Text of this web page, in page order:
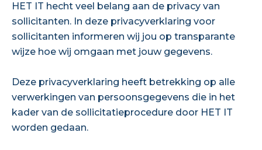
HET IT hecht veel belang aan de privacy van
sollicitanten. In deze privacyverklaring voor
sollicitanten informeren wij jou op transparante
wijze hoe wij omgaan met jouw gegevens.
Deze privacyverklaring heeft betrekking op alle
verwerkingen van persoonsgegevens die in het
kader van de sollicitatieprocedure door HET IT
worden gedaan.